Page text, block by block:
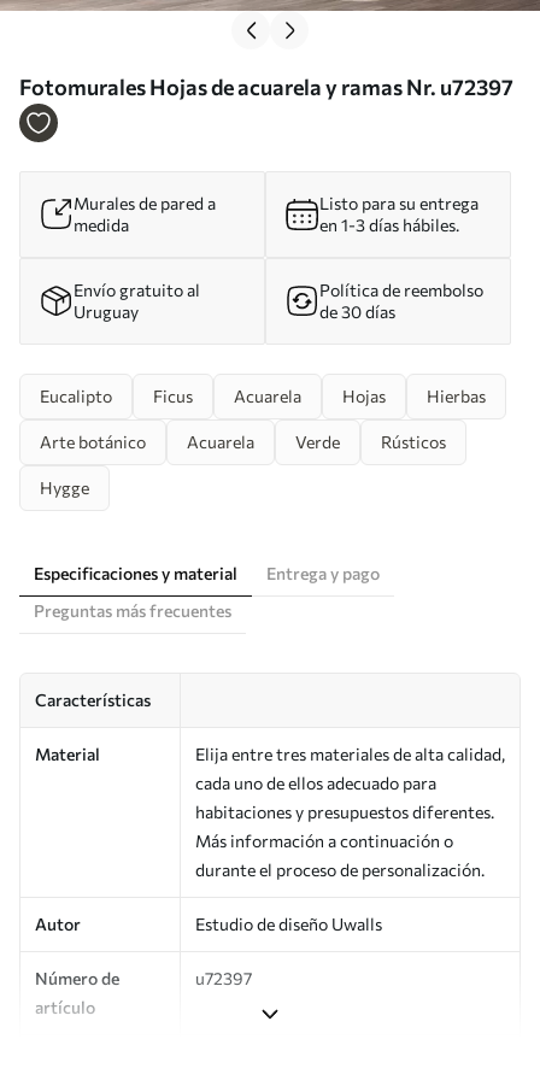
Fotomurales Hojas de acuarela y ramas Nr. u72397
Murales de pared a
medida
Listo para su entrega
en 1-3 días hábiles.
Envío gratuito al
Uruguay
Política de reembolso
de 30 días
Eucalipto Ficus Acuarela Hojas Hierbas
Arte botánico Acuarela Verde Rústicos
Hygge
Especificaciones y material
Entrega y pago
Preguntas más frecuentes
Características
Material
Elija entre tres materiales de alta calidad,
cada uno de ellos adecuado para
habitaciones y presupuestos diferentes.
Más información a continuación o
durante el proceso de personalización.
Autor Estudio de diseño Uwalls
Número de
artículo
u72397